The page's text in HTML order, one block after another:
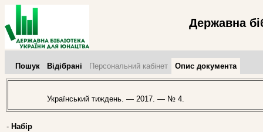
Державна
Пошук Відібрані Персональний кабінет Опис документа
Український тиждень. — 2017. — № 4.
- Набір